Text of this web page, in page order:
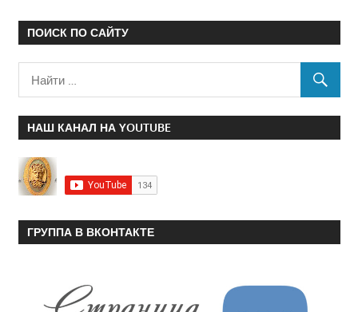
ПОИСК ПО САЙТУ
НАШ КАНАЛ НА YOUTUBE
ГРУППА В ВКОНТАКТЕ